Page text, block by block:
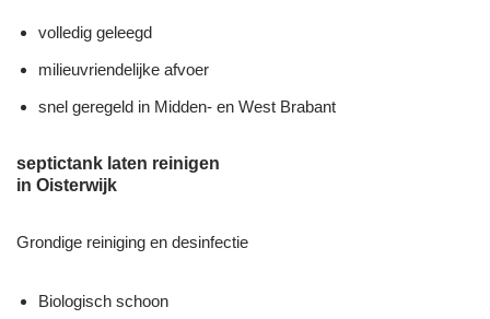
volledig geleegd
milieuvriendelijke afvoer
snel geregeld in Midden- en West Brabant
septictank laten reinigen
in Oisterwijk
Grondige reiniging en desinfectie
Biologisch schoon